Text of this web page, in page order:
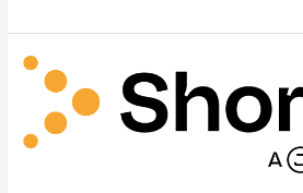
Jr.
Talent
Acquisition
Researcher